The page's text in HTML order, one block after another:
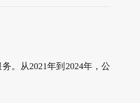
。从2021年到2024年，公